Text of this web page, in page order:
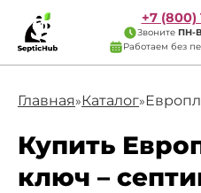
+7 (800)
Звоните ПН-
Работаем без
Главная»Каталог»
Купить
ключ –